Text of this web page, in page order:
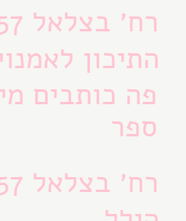
רח׳ בצלאל 57, תל אביב
התיכון
פה כותבים
ספר
רח׳ בצלאל 57, ירושלים